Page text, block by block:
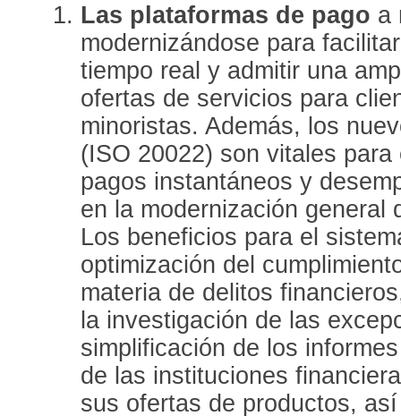
Las plataformas de pago a
modernizándose para
tiempo real y admitir una
ofertas de servicios para
minoristas. Además, los
(ISO 20022) son vitales
pagos instantáneos y
en la modernización general
Los beneficios para el
optimización del
materia de delitos
la investigación de las
simplificación de los
de las instituciones
sus ofertas de productos,